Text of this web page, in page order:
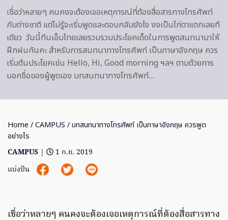
เชื่อว่าหลายๆ คนคงจะต้องเจอเหตุการณ์ที่ต้องสื่อสารทางโทรศัพท์
กับต่างชาติ แต่ไม่รู้จะเริ่มพูดและตอบกลับยังไง งงเป็นไก่ตาแตกเลยที
เดียว วันนี้ทีนเอ็มไทยเลยรวบรวมประโยคเด็ดในการพูดสนทนามาให้
ฝึกฝนกันคะ สำหรับการสนทนาทางโทรศัพท์ เป็นภาษาอังกฤษ ควร
เริ่มต้นประโยคเช่น Hello, Hi, Good morning ฯลฯ ตามด้วยการ
บอกชื่อของผู้พูดเอง บทสนทนาทางโทรศัพท์…
Home /CAMPUS / บทสนทนาทางโทรศัพท์ เป็นภาษาอังกฤษ ควรพูด
อย่างไร
CAMPUS |
1 ก.ย. 2019
แบ่งปัน
เชื่อว่าหลายๆ คนคงจะต้องเจอเหตุการณ์ที่ต้องสื่อสารทาง